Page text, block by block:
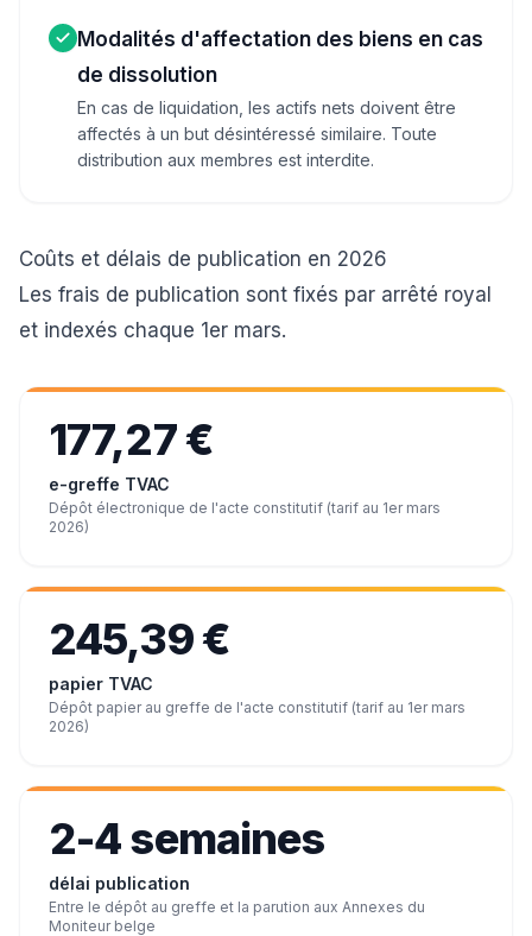
Modalités d'affectation des biens en cas
de dissolution
En cas de liquidation, les actifs nets doivent être
affectés à un but désintéressé similaire. Toute
distribution aux membres est interdite.
Coûts et délais de publication en 2026
Les frais de publication sont fixés par arrêté royal
et indexés chaque 1er mars.
177,27 €
e-greffe TVAC
Dépôt électronique de l'acte constitutif (tarif au 1er mars
2026)
245,39 €
papier TVAC
Dépôt papier au greffe de l'acte constitutif (tarif au 1er mars
2026)
2-4 semaines
délai publication
Entre le dépôt au greffe et la parution aux Annexes du
Moniteur belge